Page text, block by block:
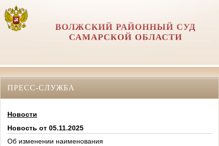
ВОЛЖСКИЙ РАЙОННЫЙ СУД
САМАРСКОЙ ОБЛАСТИ
ПРЕСС-СЛУЖБА
Новости
Новость от 05.11.2025
Об изменении наименования